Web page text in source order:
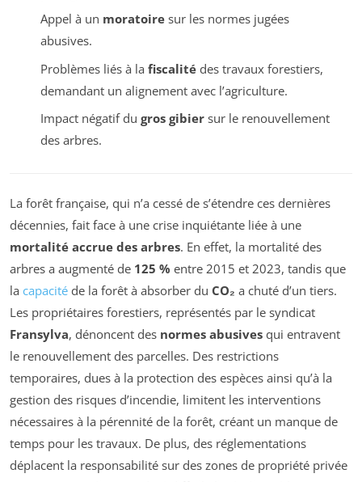
Appel à un moratoiresur les normes jugées
abusives.
Problèmes liés à la fiscalitédes travaux forestiers,
demandant un alignement avec l’agriculture.
Impact négatif du gros gibiersur le renouvellement
des arbres.
La forêt française, qui n’a cessé de s’étendre ces dernières
décennies, fait face à une crise inquiétante liée à une
mortalité accrue des arbres. En effet, la mortalité des
arbres a augmenté de 125 % entre 2015 et 2023, tandis que
la capacité de la forêt à absorber du CO₂ a chuté d’un tiers.
Les propriétaires forestiers, représentés par le syndicat
Fransylva, dénoncent des normes abusives qui entravent
le renouvellement des parcelles. Des restrictions
temporaires, dues à la protection des espèces ainsi qu’à la
gestion des risques d’incendie, limitent les interventions
nécessaires à la pérennité de la forêt, créant un manque de
temps pour les travaux. De plus, des réglementations
déplacent la responsabilité sur des zones de propriété privée